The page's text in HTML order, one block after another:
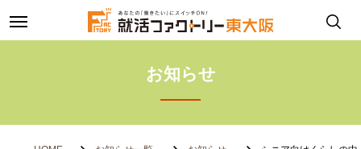
toggle
navigation
お知らせ